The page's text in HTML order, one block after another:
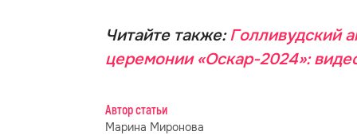
Читайте также:Голливудский
церемонии «Оскар-2024»:
Автор статьи
Марина Миронова